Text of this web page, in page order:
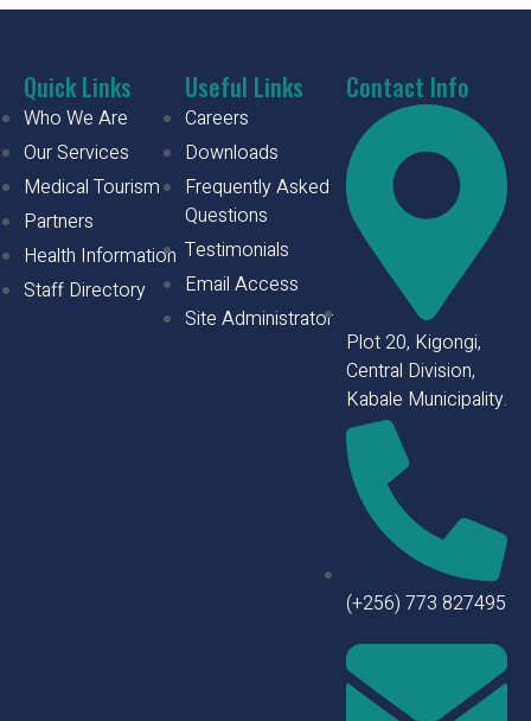
Quick Links
Who We Are
Our Services
Medical Tourism
Partners
Health Information
Staff Directory
Useful Links
Careers
Downloads
Frequently Asked
Questions
Testimonials
Email Access
Site Administrator
Contact Info
Plot 20, Kigongi,
Central Division,
Kabale Municipality.
(+256) 773 827495